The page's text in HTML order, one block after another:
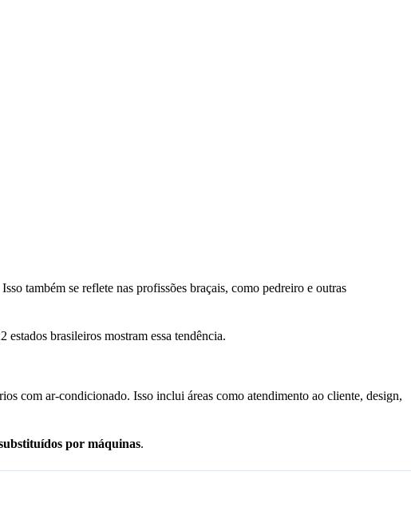
também se reflete nas profissões braçais, como pedreiro e outras
brasileiros mostram essa tendência.
com ar-condicionado. Isso inclui áreas como atendimento ao cliente, design,
por máquinas.